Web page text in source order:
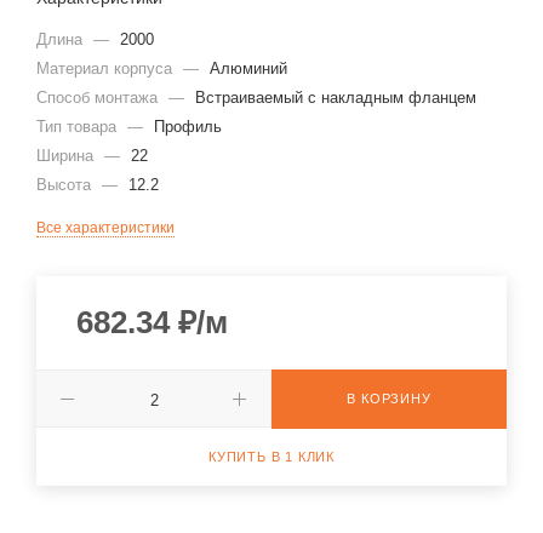
Длина — 2000
Материал корпуса — Алюминий
Способ монтажа —
Встраиваемый с накладным фланцем
Тип товара —
Профиль
Ширина — 22
Высота — 12.2
Все характеристики
682.34₽/м
В КОРЗИНУ
КУПИТЬ В 1 КЛИК